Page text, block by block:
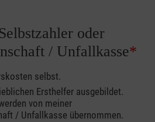
oder
/ Unfallkasse*
selbst.
Ersthelfer ausgebildet.
von meiner
/ Unfallkasse übernommen.